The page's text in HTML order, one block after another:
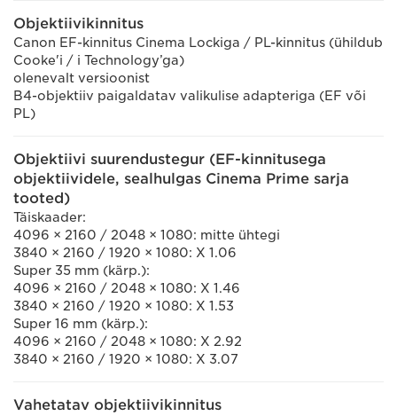
Objektiivikinnitus
Canon EF-kinnitus Cinema Lockiga / PL-kinnitus (ühildub
Cooke'i / i Technology’ga)
olenevalt versioonist
B4-objektiiv paigaldatav valikulise adapteriga (EF või
PL)
Objektiivi suurendustegur (EF-kinnitusega
objektiividele, sealhulgas Cinema Prime sarja
tooted)
Täiskaader:
4096 × 2160 / 2048 × 1080: mitte ühtegi
3840 × 2160 / 1920 × 1080: X 1.06
Super 35 mm (kärp.):
4096 × 2160 / 2048 × 1080: X 1.46
3840 × 2160 / 1920 × 1080: X 1.53
Super 16 mm (kärp.):
4096 × 2160 / 2048 × 1080: X 2.92
3840 × 2160 / 1920 × 1080: X 3.07
Vahetatav objektiivikinnitus